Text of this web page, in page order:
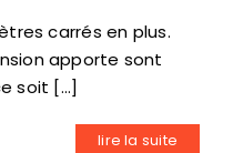
carrés en plus.
apporte sont
soit [...]
lire la suite